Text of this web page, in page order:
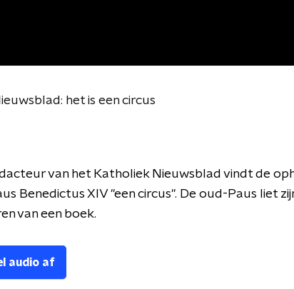
het is een circus
van het Katholiek Nieuwsblad vindt de
Benedictus XIV "een circus". De oud-Paus liet
van een boek.
audio af